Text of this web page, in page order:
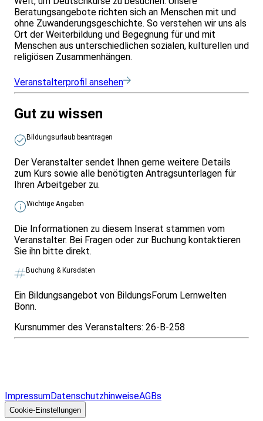
Beratungsangebote richten sich an Menschen mit und
ohne Zuwanderungsgeschichte. So verstehen wir uns als
Ort der Weiterbildung und Begegnung für und mit
Menschen aus unterschiedlichen sozialen, kulturellen und
religiösen Zusammenhängen.
Veranstalterprofil ansehen
Gut zu wissen
Bildungsurlaub beantragen
Der Veranstalter sendet Ihnen gerne weitere Details
zum Kurs sowie alle benötigten Antragsunterlagen für
Ihren Arbeitgeber zu.
Wichtige Angaben
Die Informationen zu diesem Inserat stammen vom
Veranstalter. Bei Fragen oder zur Buchung kontaktieren
Sie ihn bitte direkt.
Buchung & Kursdaten
Ein Bildungsangebot von BildungsForum Lernwelten
Bonn.
Kursnummer des Veranstalters: 26-B-258
ImpressumDatenschutzhinweiseAGBs
Cookie-Einstellungen